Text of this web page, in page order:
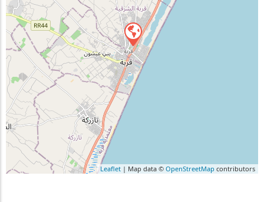
Leaflet | Map data © OpenStreetMap contributors